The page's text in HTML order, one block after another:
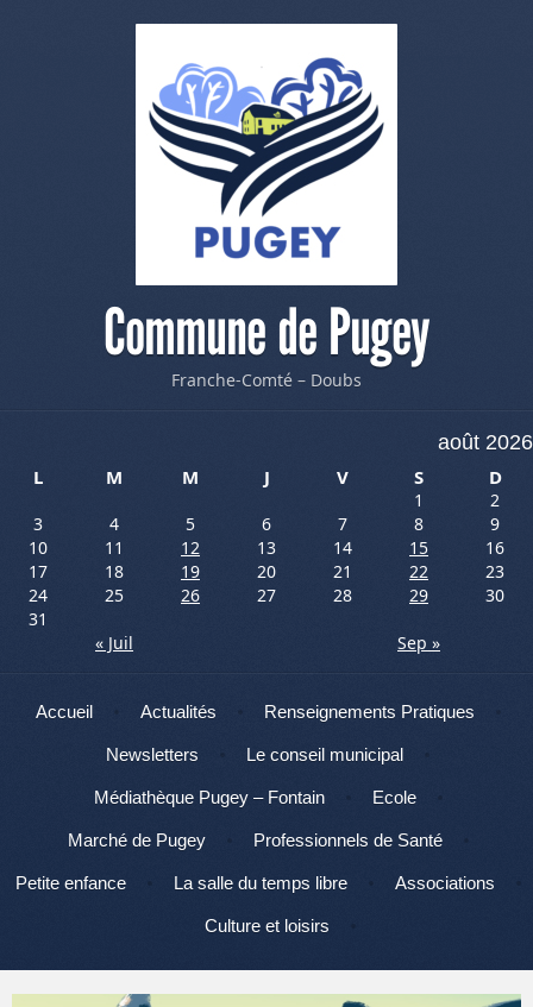
Commune de Pugey
Franche-Comté – Doubs
août 2026
L
M M J V S D
1
2
3
4 5 6 7 8
9
10
11 12 13 14 15
16
17
18 19 20 21 22
23
24
25 26 27 28 29
30
31
« Juil
Sep »
Menu
Aller au contenu
Accueil Actualités Renseignements Pratiques
Newsletters Le conseil municipal
Médiathèque Pugey – Fontain Ecole
Marché de Pugey Professionnels de Santé
Petite enfance La salle du temps libre Associations
Culture et loisirs